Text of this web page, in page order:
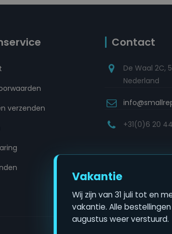
verzenden
Contact
De Waal 2C,
Nederland
+31(0)6 20
Vakantie
Wij zijn van 31 juli tot en
vakantie. Alle
augustus weer verstuurd.